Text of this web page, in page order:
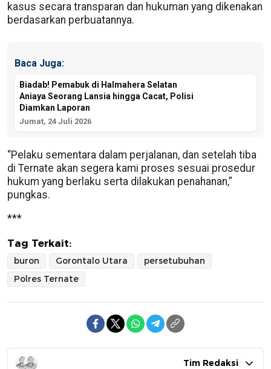
kasus secara transparan dan hukuman yang dikenakan
berdasarkan perbuatannya.
Baca Juga:
Biadab! Pemabuk di Halmahera Selatan
Aniaya Seorang Lansia hingga Cacat, Polisi
Diamkan Laporan
Jumat, 24 Juli 2026
“Pelaku sementara dalam perjalanan, dan setelah tiba
di Ternate akan segera kami proses sesuai prosedur
hukum yang berlaku serta dilakukan penahanan,”
pungkas.
***
Tag Terkait:
buron Gorontalo Utara
persetubuhan
Polres Ternate
Tim Redaksi